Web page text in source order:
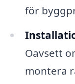
för
Oavsett
montera